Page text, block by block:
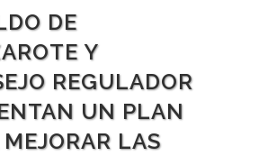
DE
Y
REGULADOR
UN PLAN
MEJORAR LAS